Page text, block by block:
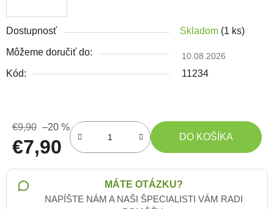
Dostupnosť Skladom (1 ks)
Môžeme doručiť do: 10.08.2026
Kód: 11234
€9,90 –20 %
€7,90 DO KOŠÍKA
MÁTE OTÁZKU?
NAPÍŠTE NÁM A NAŠI ŠPECIALISTI VÁM RADI